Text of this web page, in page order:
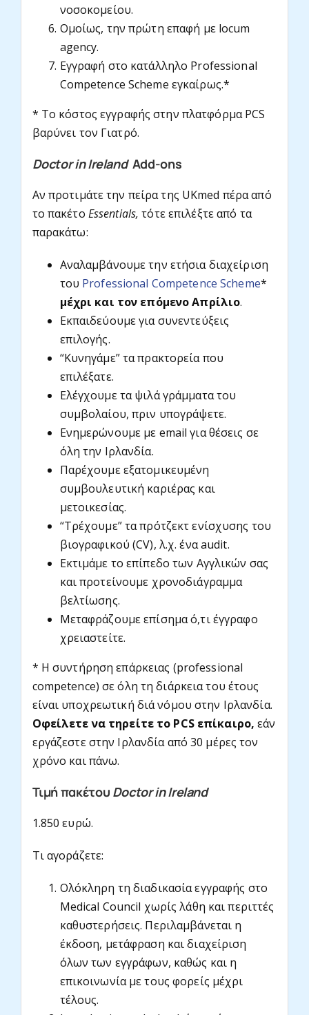
νοσοκομείου.
Ομοίως, την πρώτη επαφή με locum
agency.
Εγγραφή στο κατάλληλο Professional
Competence Scheme εγκαίρως.*
* Το κόστος εγγραφής στην πλατφόρμα PCS
βαρύνει τον Γιατρό.
Doctor in IrelandAdd-ons
Αν προτιμάτε την πείρα της UKmed πέρα από
το πακέτο Essentials,τότε επιλέξτε από τα
παρακάτω:
Αναλαμβάνουμε την ετήσια διαχείριση
του Professional Competence Scheme*
μέχρι και τον επόμενο Απρίλιο.
Εκπαιδεύουμε για συνεντεύξεις
επιλογής.
“Κυνηγάμε” τα πρακτορεία που
επιλέξατε.
Ελέγχουμε τα ψιλά γράμματα του
συμβολαίου, πριν υπογράψετε.
Ενημερώνουμε με email για θέσεις σε
όλη την Ιρλανδία.
Παρέχουμε εξατομικευμένη
συμβουλευτική καριέρας και
μετοικεσίας.
“Τρέχουμε” τα πρότζεκτ ενίσχυσης του
βιογραφικού (CV), λ.χ. ένα audit.
Εκτιμάμε το επίπεδο των Αγγλικών σας
και προτείνουμε χρονοδιάγραμμα
βελτίωσης.
Μεταφράζουμε επίσημα ό,τι έγγραφο
χρειαστείτε.
* Η συντήρηση επάρκειας (professional
competence) σε όλη τη διάρκεια του έτους
είναι υποχρεωτική διά νόμου στην Ιρλανδία.
Οφείλετε να τηρείτε το PCS επίκαιρο, εάν
εργάζεστε στην Ιρλανδία από 30 μέρες τον
χρόνο και πάνω.
Τιμή πακέτου Doctor in Ireland
1.850 ευρώ.
Τι αγοράζετε:
Ολόκληρη τη διαδικασία εγγραφής στο
Medical Council χωρίς λάθη και περιττές
καθυστερήσεις. Περιλαμβάνεται η
έκδοση, μετάφραση και διαχείριση
όλων των εγγράφων, καθώς και η
επικοινωνία με τους φορείς μέχρι
τέλους.